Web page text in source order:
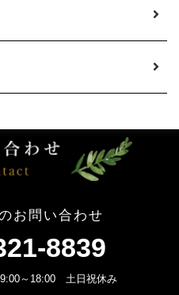
お問い合わせ
8839
9:00～18:00 土日祝休み